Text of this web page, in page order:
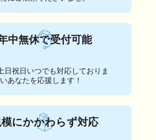
中無休で受付可能
日祝日いつでも対応しておりま
あなたを応援します！
模にかかわらず対応